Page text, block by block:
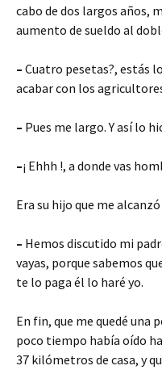
cabo de dos largos años,
aumento de sueldo al
– Cuatro pesetas?, estás
acabar con los
– Pues me largo. Y así lo
–¡ Ehhh !, a donde vas
Era su hijo que me
– Hemos discutido mi
vayas, porque sabemos
te lo paga él lo haré yo.
En fin, que me quedé una
poco tiempo había oído
37 kilómetros de casa, y